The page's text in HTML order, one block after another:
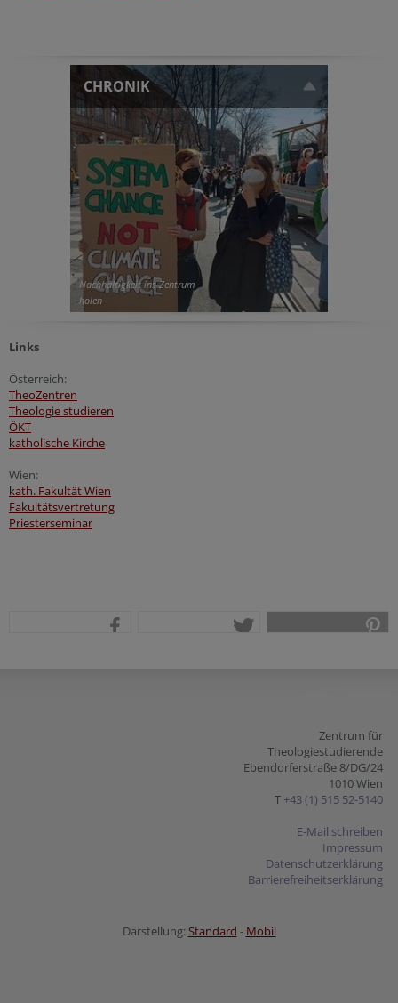
CHRONIK
Nachhaltigkeit ins Zentrum
holen
Links
Österreich:
TheoZentren
Theologie studieren
ÖKT
katholische Kirche
Wien:
kath. Fakultät Wien
Fakultätsvertretung
Priesterseminar
Zentrum für
Theologiestudierende
Ebendorferstraße 8/DG/24
1010 Wien
T +43 (1) 515 52-5140
E-Mail schreiben
Impressum
Datenschutzerklärung
Barrierefreiheitserklärung
Darstellung:Standard - Mobil